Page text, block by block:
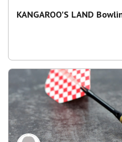
KANGAROO'S LAND